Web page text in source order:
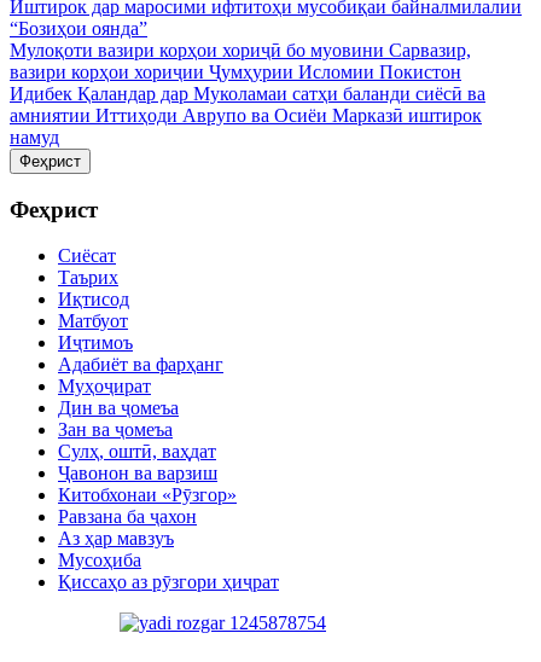
Иштирок дар маросими ифтитоҳи мусобиқаи байналмилалии
“Бозиҳои оянда”
Мулоқоти вазири корҳои хориҷӣ бо муовини Сарвазир,
вазири корҳои хориҷии Ҷумҳурии Исломии Покистон
Идибек Қаландар дар Муколамаи сатҳи баланди сиёсӣ ва
амниятии Иттиҳоди Аврупо ва Осиёи Марказӣ иштирок
намуд
Феҳрист
Феҳрист
Сиёсат
Таърих
Иқтисод
Матбуот
Иҷтимоъ
Адабиёт ва фарҳанг
Муҳоҷират
Дин ва ҷомеъа
Зан ва ҷомеъа
Сулҳ, оштӣ, ваҳдат
Ҷавонон ва варзиш
Китобхонаи «Рӯзгор»
Равзана ба ҷахон
Аз ҳар мавзуъ
Мусоҳиба
Қиссаҳо аз рӯзгори ҳиҷрат